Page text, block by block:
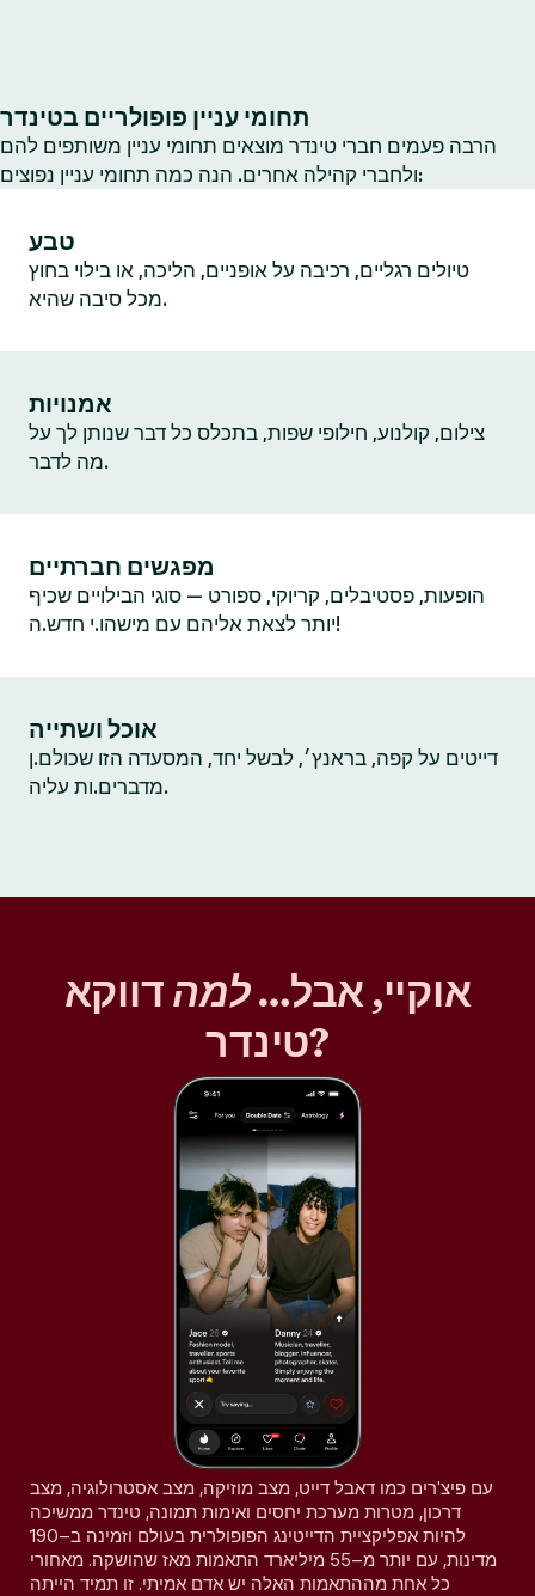
תחומי עניין פופולריים בטינדר
הרבה פעמים חברי טינדר מוצאים תחומי עניין משותפים להם
ולחברי קהילה אחרים. הנה כמה תחומי עניין נפוצים:
טבע
טיולים רגליים, רכיבה על אופניים, הליכה, או בילוי בחוץ
מכל סיבה שהיא.
אמנויות
צילום, קולנוע, חילופי שפות, בתכלס כל דבר שנותן לך על
מה לדבר.
מפגשים חברתיים
הופעות, פסטיבלים, קריוקי, ספורט — סוגי הבילויים שכיף
יותר לצאת אליהם עם מישהו.י חדש.ה!
אוכל ושתייה
דייטים על קפה, בראנץ׳, לבשל יחד, המסעדה הזו שכולם.ן
מדברים.ות עליה.
אוקיי, אבל…למהדווקא
טינדר?
עם פיצ'רים כמו דאבל דייט, מצב מוזיקה, מצב אסטרולוגיה, מצב
דרכון, מטרות מערכת יחסים ואימות תמונה, טינדר ממשיכה
להיות אפליקציית הדייטינג הפופולרית בעולם וזמינה ב–190
מדינות, עם יותר מ–55 מיליארד התאמות מאז שהושקה. מאחורי
כל אחת מההתאמות האלה יש אדם אמיתי. זו תמיד הייתה